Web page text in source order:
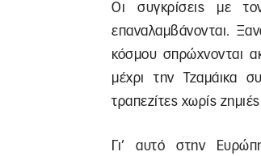
Οι συγκρίσεις με
επαναλαμβάνονται.
κόσμου σπρώχνονται
μέχρι την Τζαμάικα
τραπεζίτες χωρίς
Γι’ αυτό στην